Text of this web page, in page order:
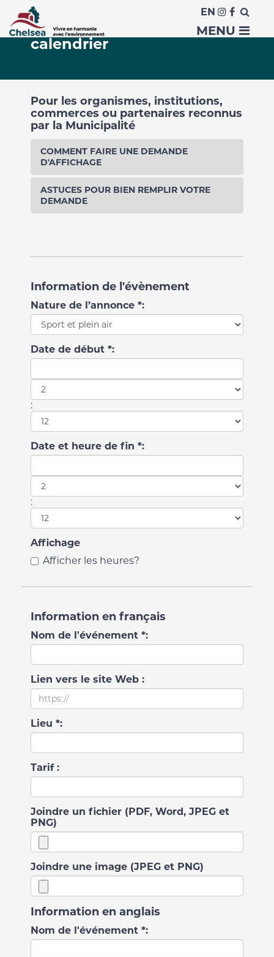
EN
MENU
Formulaire d'ajout au
calendrier
Pour les organismes, institutions,
commerces ou partenaires reconnus
par la Municipalité
COMMENT FAIRE UNE DEMANDE
D'AFFICHAGE
ASTUCES POUR BIEN REMPLIR VOTRE
DEMANDE
Information de l'évènement
Nature de l’annonce *:
Date de début *:
:
Date et heure de fin *:
:
Affichage
Afficher les heures?
Information en français
Nom de l'événement *:
Lien vers le site Web :
Lieu *:
Tarif :
Joindre un fichier (PDF, Word, JPEG et
PNG)
Joindre une image (JPEG et PNG)
Information en anglais
Nom de l'événement *: